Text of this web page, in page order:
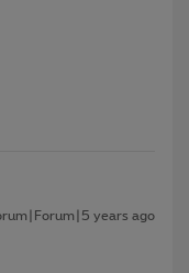
years ago